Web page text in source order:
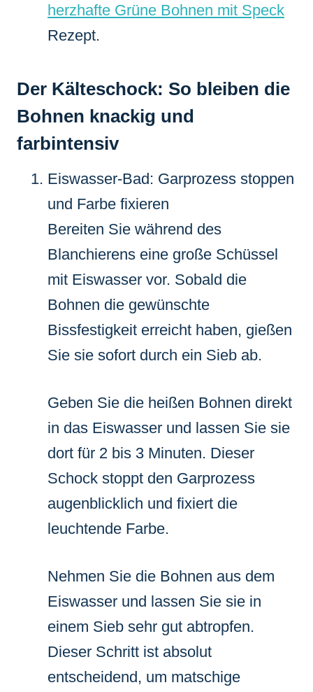
herzhafte Grüne Bohnen mit Speck
Rezept.
Der Kälteschock: So bleiben die
Bohnen knackig und
farbintensiv
Eiswasser-Bad: Garprozess stoppen
und Farbe fixieren
Bereiten Sie während des
Blanchierens eine große Schüssel
mit Eiswasser vor. Sobald die
Bohnen die gewünschte
Bissfestigkeit erreicht haben, gießen
Sie sie sofort durch ein Sieb ab.
Geben Sie die heißen Bohnen direkt
in das Eiswasser und lassen Sie sie
dort für 2 bis 3 Minuten. Dieser
Schock stoppt den Garprozess
augenblicklich und fixiert die
leuchtende Farbe.
Nehmen Sie die Bohnen aus dem
Eiswasser und lassen Sie sie in
einem Sieb sehr gut abtropfen.
Dieser Schritt ist absolut
entscheidend, um matschige